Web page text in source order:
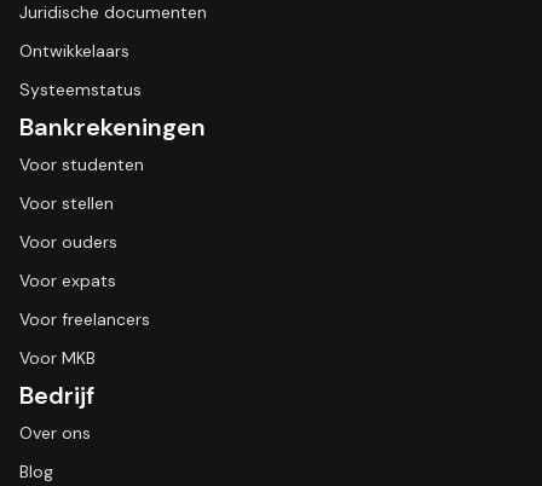
Juridische documenten
Ontwikkelaars
Systeemstatus
Bankrekeningen
Voor studenten
Voor stellen
Voor ouders
Voor expats
Voor freelancers
Voor MKB
Bedrijf
Over ons
Blog